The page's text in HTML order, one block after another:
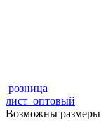
розница
лист оптовый
Возможны размеры